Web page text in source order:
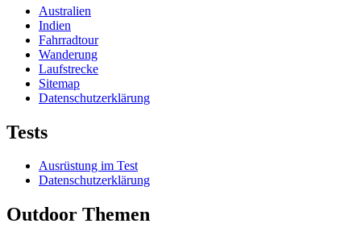
Australien
Indien
Fahrradtour
Wanderung
Laufstrecke
Sitemap
Datenschutzerklärung
Tests
Ausrüstung im Test
Datenschutzerklärung
Outdoor Themen